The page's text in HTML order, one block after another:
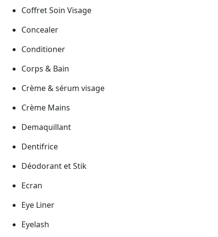
Coffret Soin Visage
Concealer
Conditioner
Corps & Bain
Crème & sérum visage
Crème Mains
Demaquillant
Dentifrice
Déodorant et Stik
Ecran
Eye Liner
Eyelash